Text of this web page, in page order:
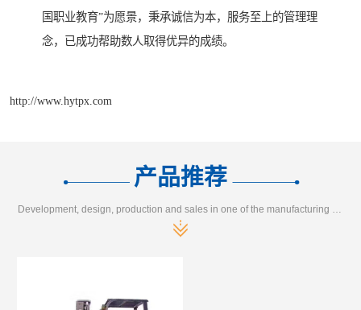
国职业教育”为愿景，秉承诚信为本，服务至上的管理理
念，已成功帮助数人取得优异的成绩。
http://www.hytpx.com
产品推荐
Development, design, production and sales in one of the manufacturing enterprises